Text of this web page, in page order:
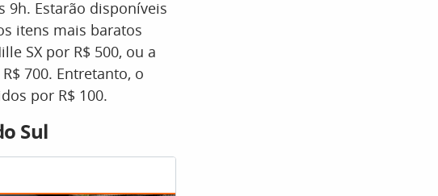
9h. Estarão disponíveis
itens mais baratos
SX por R$ 500, ou a
700. Entretanto, o
por R$ 100.
Sul